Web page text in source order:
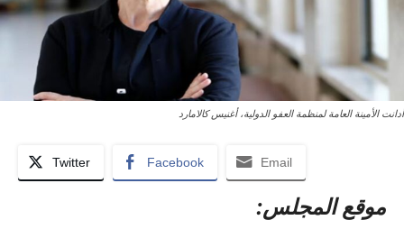
أدانت الأمينة العامة لمنظمة العفو الدولية، أغنيس كالامارد
Twitter Facebook Email
موقع المجلس: